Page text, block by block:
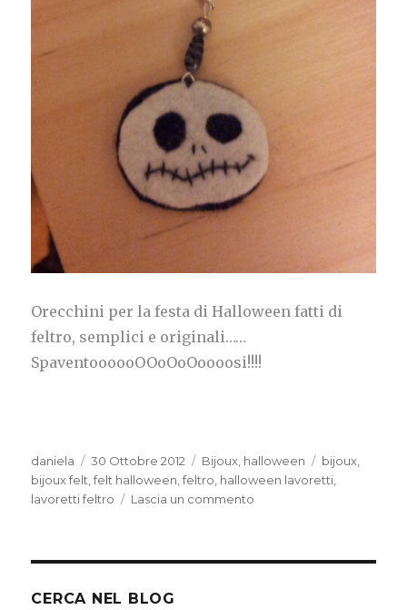
Orecchini per la festa di Halloween fatti di
feltro, semplici e originali……
SpaventoooooOOoOoOoooosi!!!!
Autore
daniela
Pubblicato
il
30 Ottobre 2012 Categorie
Bijoux, halloween Tag
bijoux,
bijoux felt,felt halloween,feltro, halloween lavoretti,
lavoretti feltro
Lascia un commento
CERCA NEL BLOG